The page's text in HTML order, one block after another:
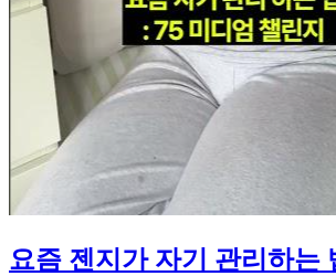
요즘 젠지가 자기 관리하는